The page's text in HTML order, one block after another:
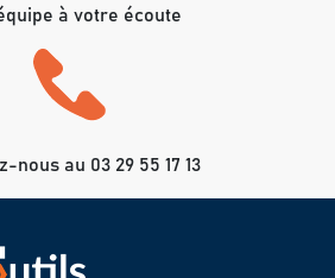
à votre écoute
nous au 03 29 55 17 13